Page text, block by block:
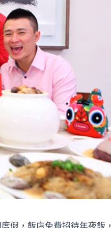
假，飯店免費招待年夜飯，